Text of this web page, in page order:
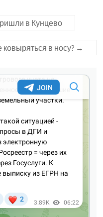
в Кунцево
в носу? →